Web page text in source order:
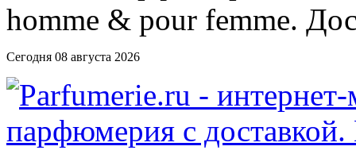
Сегодня 08 августа 2026